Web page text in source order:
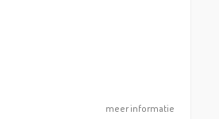
meer informatie